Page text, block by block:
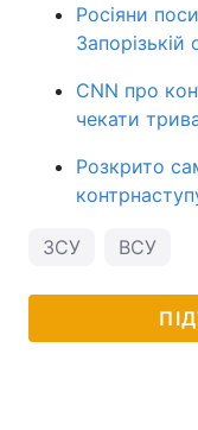
Росіяни
CNN про
чекати
Розкрито
ЗСУ ВСУ